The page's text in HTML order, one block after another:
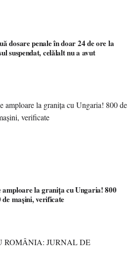
dosare penale în doar 24 de ore la
suspendat, celălalt nu a avut
la granița cu Ungaria! 800
de mașini, verificate